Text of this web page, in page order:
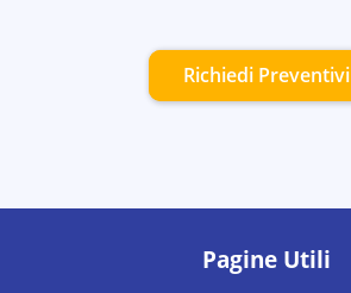
Richiedi Preventivi
Pagine Utili